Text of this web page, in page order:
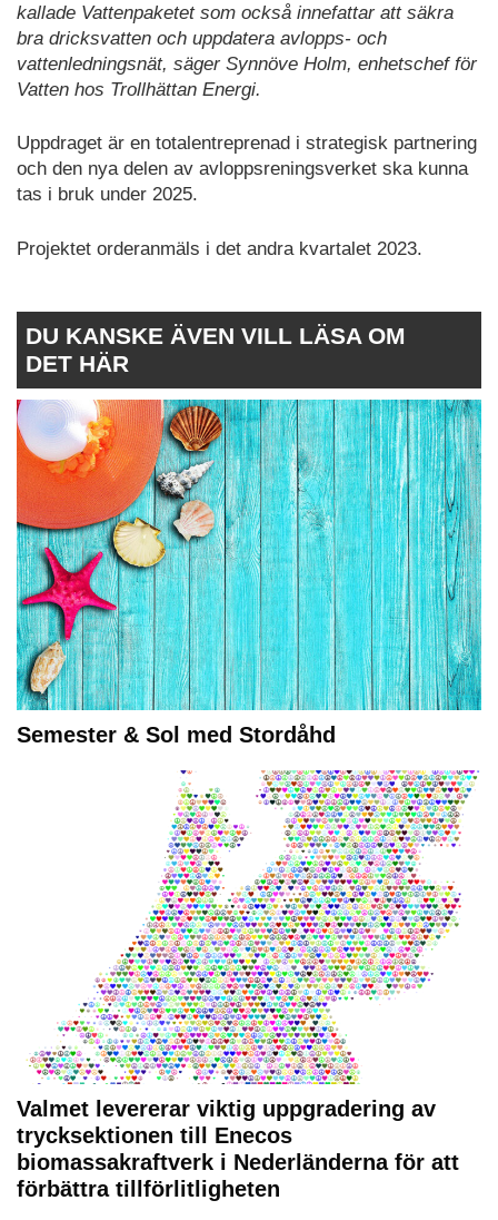
kallade Vattenpaketet som också innefattar att säkra
bra dricksvatten och uppdatera avlopps- och
vattenledningsnät, säger Synnöve Holm, enhetschef för
Vatten hos Trollhättan Energi.
Uppdraget är en totalentreprenad i strategisk partnering
och den nya delen av avloppsreningsverket ska kunna
tas i bruk under 2025.
Projektet orderanmäls i det andra kvartalet 2023.
DU KANSKE ÄVEN VILL LÄSA OM
DET HÄR
Semester & Sol med Stordåhd
Valmet levererar viktig uppgradering av
trycksektionen till Enecos
biomassakraftverk i Nederländerna för att
förbättra tillförlitligheten